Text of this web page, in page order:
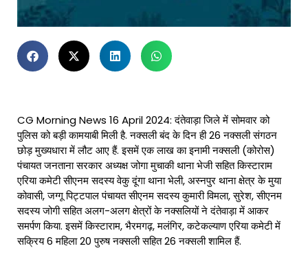
CG Morning News 16 April 2024: दंतेवाड़ा जिले में सोमवार को
पुलिस को बड़ी कामयाबी मिली है. नक्सली बंद के दिन ही 26 नक्सली संगठन
छोड़ मुख्यधारा में लौट आए हैं. इसमें एक लाख का इनामी नक्सली (कोरोस)
पंचायत जनताना सरकार अध्यक्ष जोगा मुचाकी थाना भेजी सहित किस्टाराम
एरिया कमेटी सीएनम सदस्य वेकु दूंगा थाना भेली, अस्नपुर थाना क्षेत्र के मुया
कोवासी, जग्गू पिट्टपाल पंचायत सीएनम सदस्य कुमारी विमला, सुरेश, सीएनम
सदस्य जोगी सहित अलग-अलग क्षेत्रों के नक्सलियों ने दंतेवाड़ा में आकर
समर्पण किया. इसमें किस्टाराम, भैरमगढ़, मलंगिर, कटेकल्याण एरिया कमेटी में
सक्रिय 6 महिला 20 पुरुष नक्सली सहित 26 नक्सली शामिल हैं.